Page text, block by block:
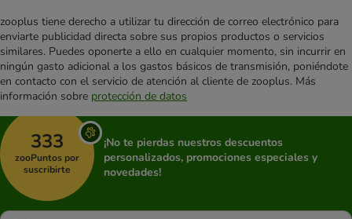
zooplus tiene derecho a utilizar tu dirección de correo electrónico para
enviarte publicidad directa sobre sus propios productos o servicios
similares. Puedes oponerte a ello en cualquier momento, sin incurrir en
ningún gasto adicional a los gastos básicos de transmisión, poniéndote
en contacto con el servicio de atención al cliente de zooplus. Más
información sobre protección de datos
333
zooPuntos por
suscribirte
¡No te pierdas nuestros descuentos
personalizados, promociones especiales y
novedades!